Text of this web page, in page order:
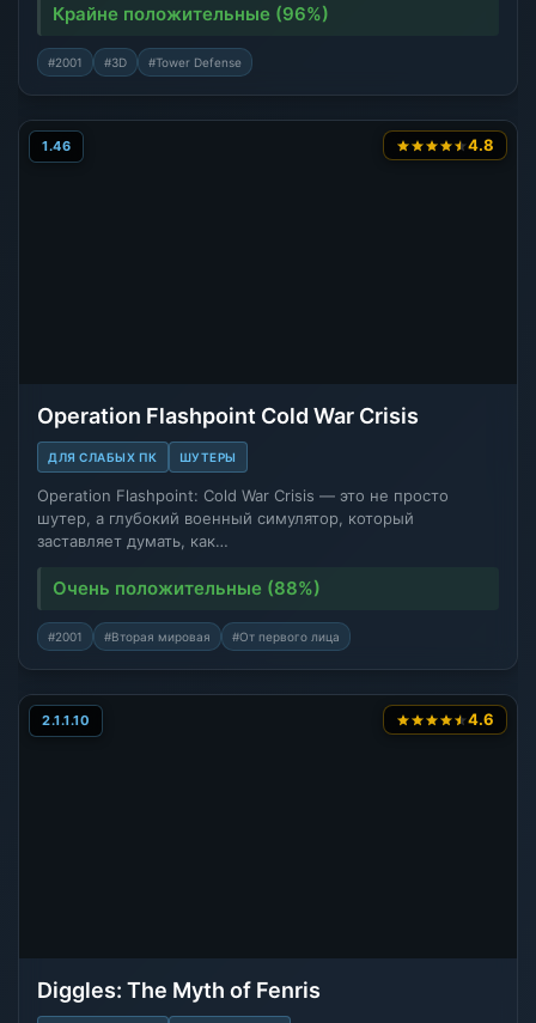
Крайне положительные (96%)
#2001 #3D #Tower Defense
1.46 4.8
Operation Flashpoint Cold War Crisis
ДЛЯ СЛАБЫХ ПК ШУТЕРЫ
Operation Flashpoint: Cold War Crisis — это не просто
шутер, а глубокий военный симулятор, который
заставляет думать, как…
Очень положительные (88%)
#2001 #Вторая мировая #От первого лица
2.1.1.10 4.6
Diggles: The Myth of Fenris